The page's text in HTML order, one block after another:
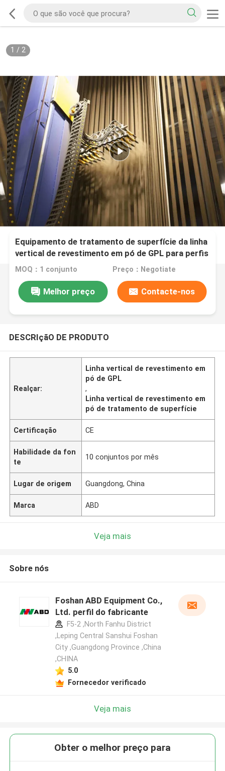
Deixe um recado
1 / 2
Equipamento de tratamento de superfície da linha
vertical de revestimento em pó de GPL para perfis
de liga de alumínio
MOQ：1 conjunto Preço：Negotiate
Melhor preço Contacte-nos
DESCRIçãO DE PRODUTO
Realçar:
Linha vertical de revestimento em
pó de GPL
,
Linha vertical de revestimento em
pó de tratamento de superfície
Certificação CE
Habilidade da fon
te
10 conjuntos por mês
Lugar de origem Guangdong, China
Marca ABD
Veja mais
Sobre nós
Foshan ABD Equipment Co.,
Ltd. perfil do fabricante
F5-2 ,North Fanhu District
,Leping Central Sanshui Foshan
City ,Guangdong Province ,China
,CHINA
5.0
Fornecedor verificado
Veja mais
Obter o melhor preço para